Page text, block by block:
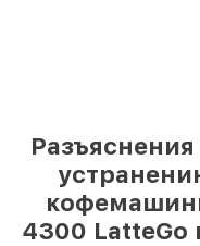
4300